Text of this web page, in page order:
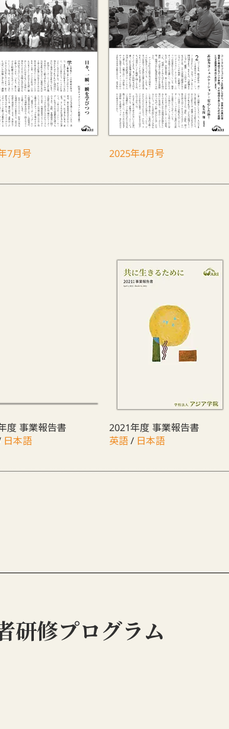
7月号 2025年4月号
度 事業報告書
日本語
2021年度 事業報告書
英語/ 日本語
研修プログラム